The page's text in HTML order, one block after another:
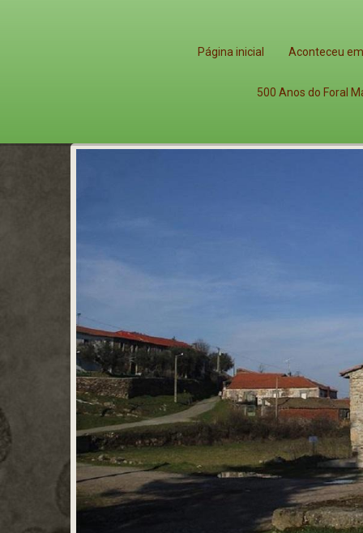
Página inicial Aconteceu
500 Anos do Foral